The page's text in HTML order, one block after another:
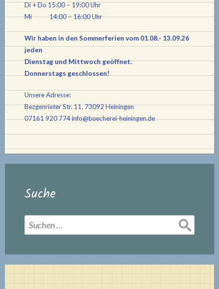
Di + Do 15:00 – 19:00 Uhr
Mi 14:00 – 16:00 Uhr
Wir haben in den Sommerferien vom 01.08.- 13.09.26
jeden
Dienstag und Mittwoch geöffnet.
Donnerstags geschlossen!
Unsere Adresse:
Bezgenrieter Str. 11, 73092 Heiningen
07161 920 774info@buecherei-heiningen.de
Suche
Suchen
nach: